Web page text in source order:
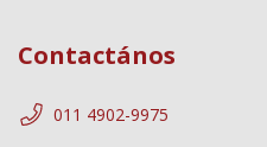
Contactános
011 4902-9975